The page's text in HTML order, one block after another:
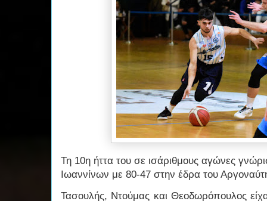
Τη 10η ήττα του σε ισάριθμους αγώνες
Ιωαννίνων με 80-47 στην έδρα του
Τασουλής, Ντούμας και Θεοδωρόπουλος